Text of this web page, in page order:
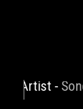
-Songtitle